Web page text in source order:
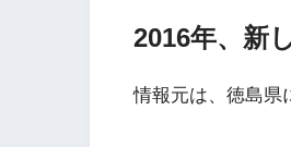
2016年、新
情報元は、徳島県